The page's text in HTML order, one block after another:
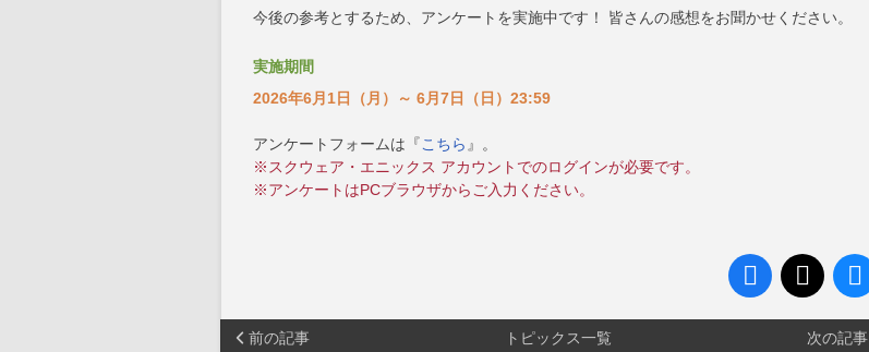
今後の参考とするため、アンケートを実施中です！ 皆さんの感想をお聞かせください。
実施期間
2026年6月1日（月）～ 6月7日（日）23:59
アンケートフォームは『こちら 』。
※スクウェア・エニックス アカウントでのログインが必要です。
※アンケートはPCブラウザからご入力ください。
前の記事 トピックス一覧 次の記事